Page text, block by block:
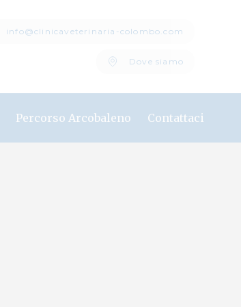
info@clinicaveterinaria-colombo.com
Dove siamo
Percorso Arcobaleno Contattaci